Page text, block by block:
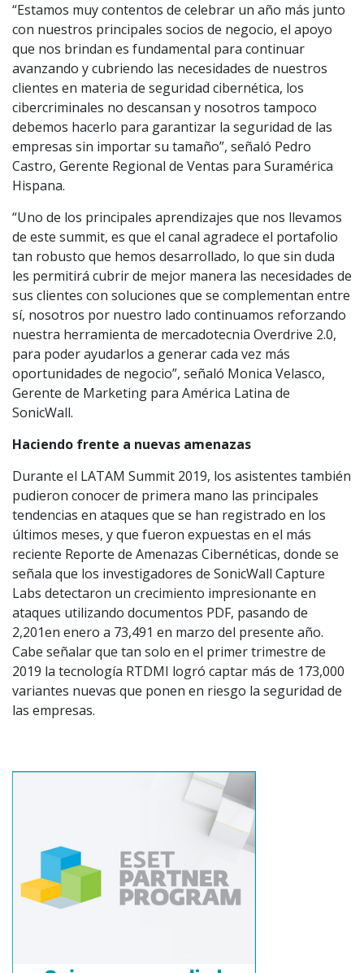
“Estamos muy contentos de celebrar un año más junto
con nuestros principales socios de negocio, el apoyo
que nos brindan es fundamental para continuar
avanzando y cubriendo las necesidades de nuestros
clientes en materia de seguridad cibernética, los
cibercriminales no descansan y nosotros tampoco
debemos hacerlo para garantizar la seguridad de las
empresas sin importar su tamaño”, señaló Pedro
Castro, Gerente Regional de Ventas para Suramérica
Hispana.
“Uno de los principales aprendizajes que nos llevamos
de este summit, es que el canal agradece el portafolio
tan robusto que hemos desarrollado, lo que sin duda
les permitirá cubrir de mejor manera las necesidades de
sus clientes con soluciones que se complementan entre
sí, nosotros por nuestro lado continuamos reforzando
nuestra herramienta de mercadotecnia Overdrive 2.0,
para poder ayudarlos a generar cada vez más
oportunidades de negocio”, señaló Monica Velasco,
Gerente de Marketing para América Latina de
SonicWall.
Haciendo frente a nuevas amenazas
Durante el LATAM Summit 2019, los asistentes también
pudieron conocer de primera mano las principales
tendencias en ataques que se han registrado en los
últimos meses, y que fueron expuestas en el más
reciente Reporte de Amenazas Cibernéticas, donde se
señala que los investigadores de SonicWall Capture
Labs detectaron un crecimiento impresionante en
ataques utilizando documentos PDF, pasando de
2,201en enero a 73,491 en marzo del presente año.
Cabe señalar que tan solo en el primer trimestre de
2019 la tecnología RTDMI logró captar más de 173,000
variantes nuevas que ponen en riesgo la seguridad de
las empresas.